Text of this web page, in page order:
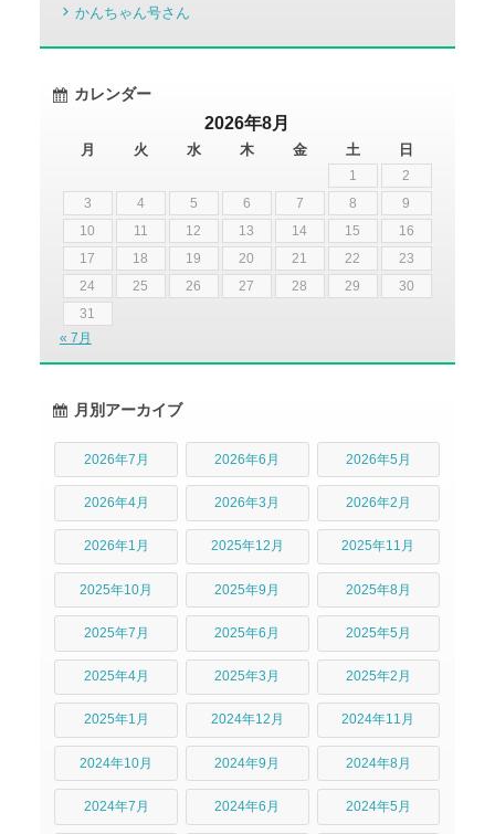
かんちゃん号さん
カレンダー
2026年8月
月 火 水 木 金 土 日
1
2
3
4 5 6 7 8
9
10
11 12 13 14 15
16
17
18 19 20 21 22
23
24
25 26 27 28 29
30
31
« 7月
月別アーカイブ
2026年7月 2026年6月 2026年5月
2026年4月 2026年3月 2026年2月
2026年1月 2025年12月 2025年11月
2025年10月 2025年9月 2025年8月
2025年7月 2025年6月 2025年5月
2025年4月 2025年3月 2025年2月
2025年1月 2024年12月 2024年11月
2024年10月 2024年9月 2024年8月
2024年7月 2024年6月 2024年5月